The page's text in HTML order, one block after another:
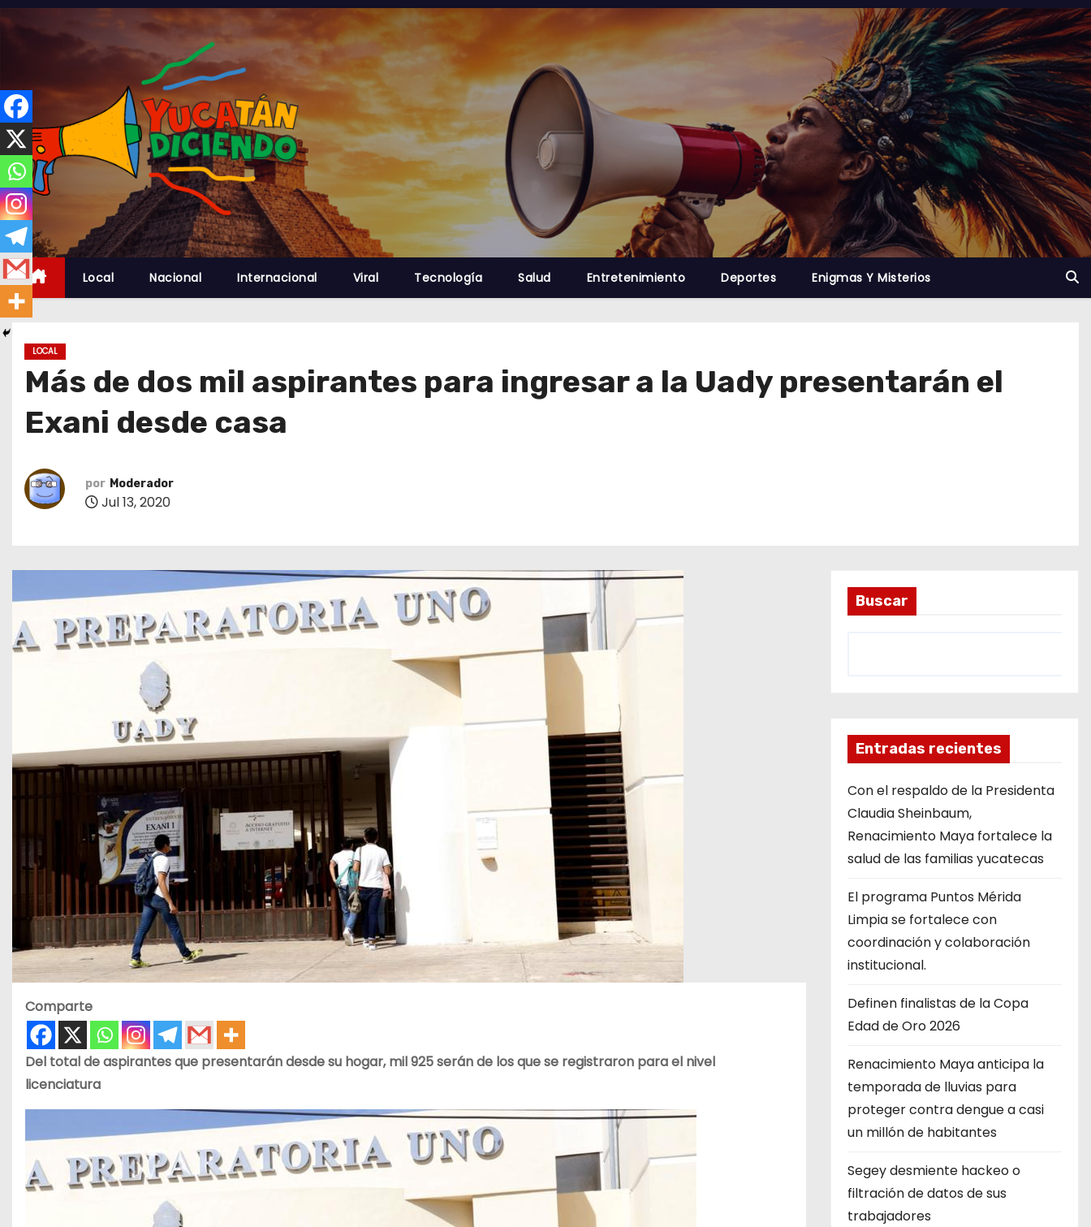
S
a
r
a
c
o
n
t
e
Local Nacional Internacional Viral Tecnología Salud Entretenimiento Deportes Enigmas Y Misterios
LOCAL
Más de dos mil aspirantes para ingresar a la Uady presentarán el
Exani desde casa
por Moderador
Jul 13, 2020
Comparte
Del total de aspirantes que presentarán desde su hogar, mil 925 serán de los que se registraron para el nivel
licenciatura
Buscar
Entradas recientes
Con el respaldo de la Presidenta
Claudia Sheinbaum,
Renacimiento Maya fortalece la
salud de las familias yucatecas
El programa Puntos Mérida
Limpia se fortalece con
coordinación y colaboración
institucional.
Definen finalistas de la Copa
Edad de Oro 2026
Renacimiento Maya anticipa la
temporada de lluvias para
proteger contra dengue a casi
un millón de habitantes
Segey desmiente hackeo o
filtración de datos de sus
trabajadores